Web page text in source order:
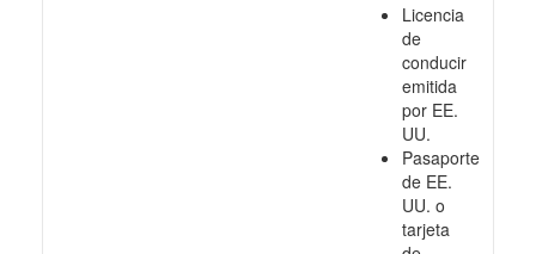
Licencia
de
conducir
emitida
por EE.
UU.
Pasaporte
de EE.
UU. o
tarjeta